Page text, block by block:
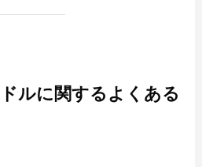
ルに関するよくある